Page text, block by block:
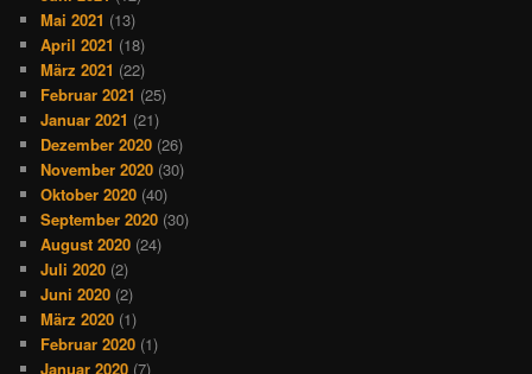
Mai 2021 (13)
April 2021 (18)
März 2021 (22)
Februar 2021 (25)
Januar 2021 (21)
Dezember 2020 (26)
November 2020 (30)
Oktober 2020 (40)
September 2020 (30)
August 2020 (24)
Juli 2020 (2)
Juni 2020 (2)
März 2020 (1)
Februar 2020 (1)
Januar 2020 (7)